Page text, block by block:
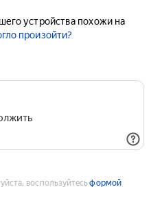
устройства похожи на
произойти?
воспользуйтесьформой